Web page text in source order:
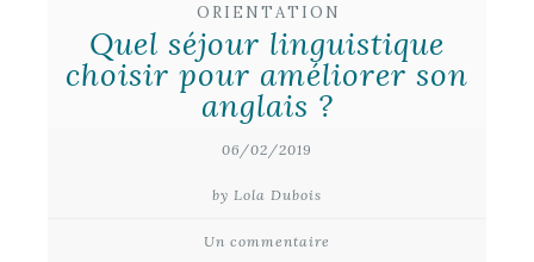
ORIENTATION
Quel séjour linguistique
choisir pour améliorer son
anglais ?
06/02/2019
by Lola Dubois
Un commentaire